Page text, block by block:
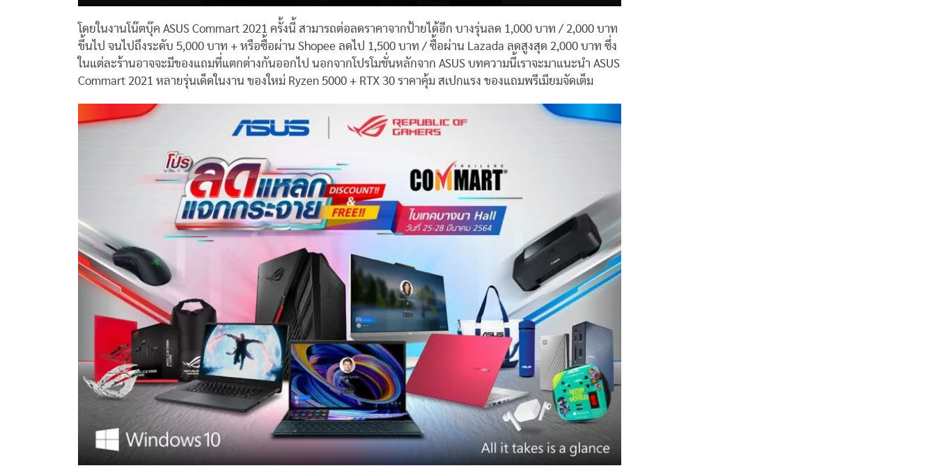
โดยในงานโน๊ตบุ๊ค ASUS Commart 2021 ครั้งนี้ สามารถต่อลดราคาจากป้ายได้อีก บางรุ่นลด 1,000 บาท / 2,000 บาท
ขึ้นไป จนไปถึงระดับ 5,000 บาท + หรือซื้อผ่าน Shopee ลดไป 1,500 บาท / ซื้อผ่าน Lazada ลดสูงสุด 2,000 บาท ซึ่ง
ในแต่ละร้านอาจจะมีของแถมที่แตกต่างกันออกไป นอกจากโปรโมชั่นหลักจาก ASUS บทความนี้เราจะมาแนะนำ ASUS
Commart 2021 หลายรุ่นเด็ดในงาน ของใหม่ Ryzen 5000 + RTX 30 ราคาคุ้ม สเปกแรง ของแถมพรีเมียมจัดเต็ม